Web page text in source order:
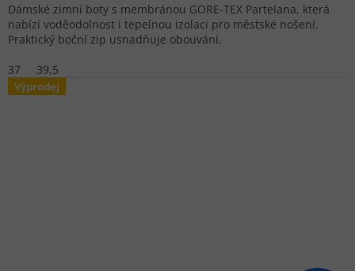
Dámské zimní boty s membránou GORE-TEX Partelana, která
nabízí voděodolnost i tepelnou izolaci pro městské nošení.
Praktický boční zip usnadňuje obouvání.
37
39,5
Výprodej